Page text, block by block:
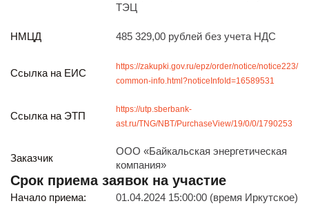
Иркутск
тел.: + 7 (3952) 792-193
с 8:00 до 17:15
ПОДПИШИТЕСЬ НА НАШУ РАССЫЛКУ
И бесплатно получайте ценную информацию
ТЭЦ
НМЦД 485 329,00 рублей без учета НДС
Ссылка на ЕИС
https://zakupki.gov.ru/epz/order/notice/notice223/
common-info.html?noticeInfoId=16589531
Ссылка на ЭТП
https://utp.sberbank-
ast.ru/TNG/NBT/PurchaseView/19/0/0/1790253
Заказчик
ООО «Байкальская энергетическая
компания»
Срок приема заявок на участие
Начало приема: 01.04.2024 15:00:00 (время Иркутское)